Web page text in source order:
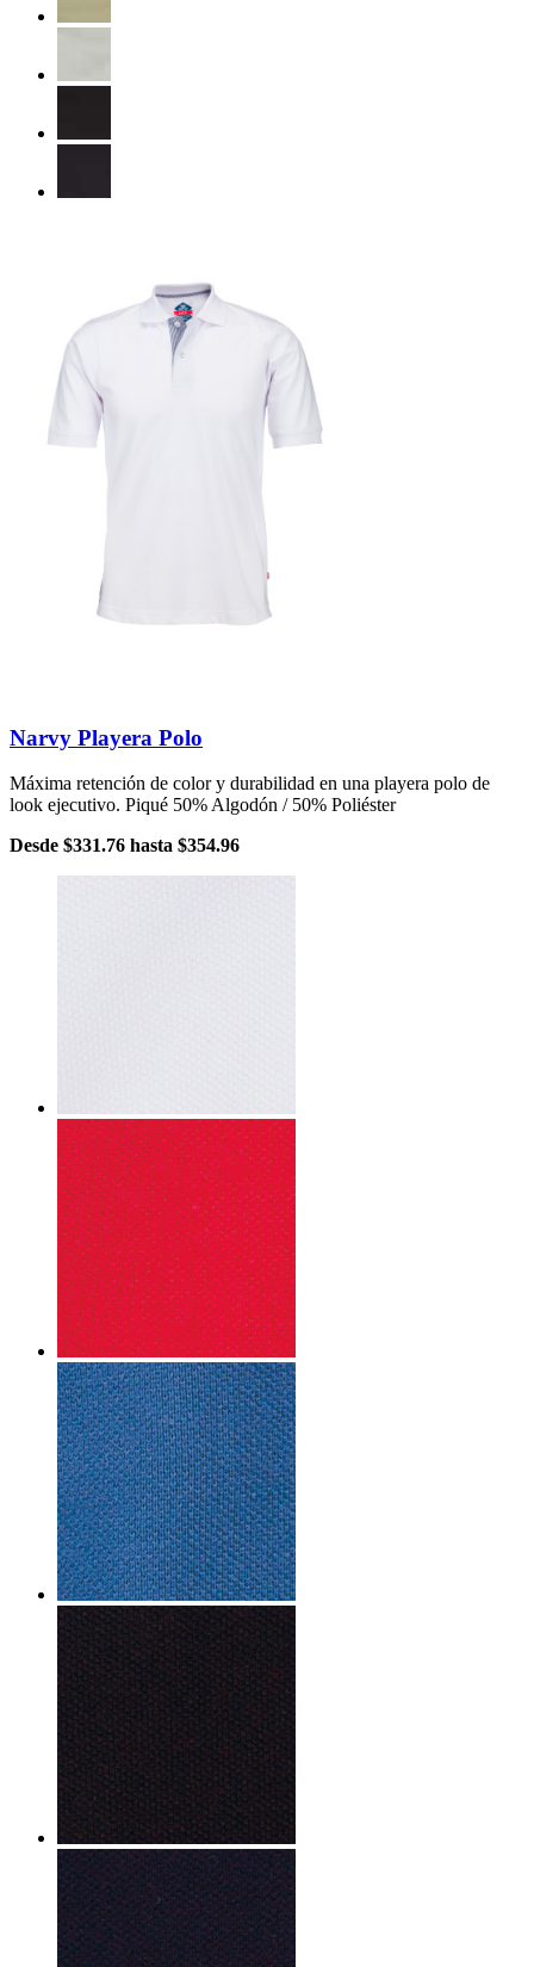
Narvy Playera Polo
Máxima retención de color y durabilidad en una playera polo de
look ejecutivo. Piqué 50% Algodón / 50% Poliéster
Desde $331.76 hasta $354.96